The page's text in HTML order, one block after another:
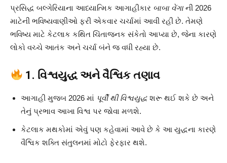
પ્રસિદ્ધ બલ્ગેરિયાના આધ્યાત્મિક આગાહીકાર બાબા વેંગા ની 2026
માટેની ભવિષ્યવાણીઓ ફરી એકવાર ચર્ચામાં આવી રહી છે. તેમણે
ભવિષ્ય માટે કેટલાક કથિત ચિંતાજનક સંકેતો આપ્યા છે, જેના કારણે
લોકો વચ્ચે આતંક અને ચર્ચા બંને જ વધી રહ્યા છે.
1. વિશ્વયુદ્ધ અને વૈશ્વિક તણાવ
આગાહી મુજબ 2026 માં પૂર્વી થી વિશ્વયુદ્ધ શરૂ થઈ શકે છે અને
તેનું પ્રભાવ આખા વિશ્વ પર જોવા મળશે.
કેટલાક મથકોમાં એવું પણ કહેવામાં આવે છે કે આ યુદ્ધના કારણે
વૈશ્વિક શક્તિ સંતુલનમાં મોટો ફેરફાર થશે.